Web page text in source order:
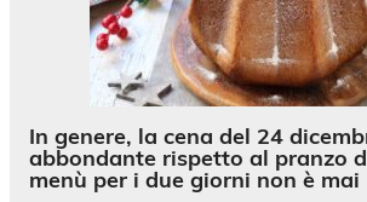
In genere, la cena del 24
abbondante rispetto al pranzo
menù per i due giorni non è mai